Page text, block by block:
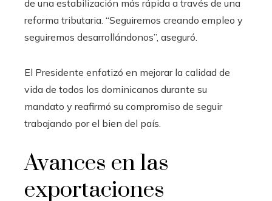
de una estabilización más rápida a través de una
reforma tributaria. “Seguiremos creando empleo y
seguiremos desarrollándonos”, aseguró.
El Presidente enfatizó en mejorar la calidad de
vida de todos los dominicanos durante su
mandato y reafirmó su compromiso de seguir
trabajando por el bien del país.
Avances en las
exportaciones